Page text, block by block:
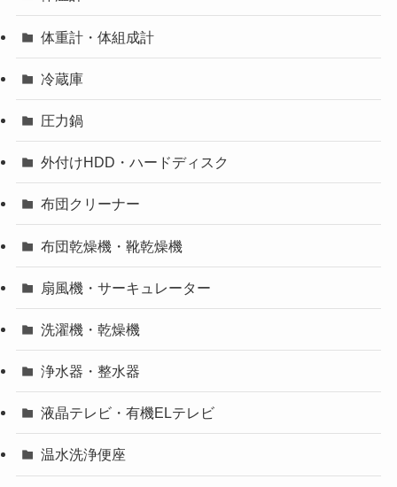
体重計・体組成計
冷蔵庫
圧力鍋
外付けHDD・ハードディスク
布団クリーナー
布団乾燥機・靴乾燥機
扇風機・サーキュレーター
洗濯機・乾燥機
浄水器・整水器
液晶テレビ・有機ELテレビ
温水洗浄便座